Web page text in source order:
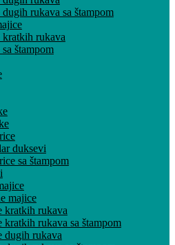
rukava sa štampom
rukava
štampom
duksevi
sa štampom
majice
kratkih rukava
kratkih rukava sa štampom
dugih rukava